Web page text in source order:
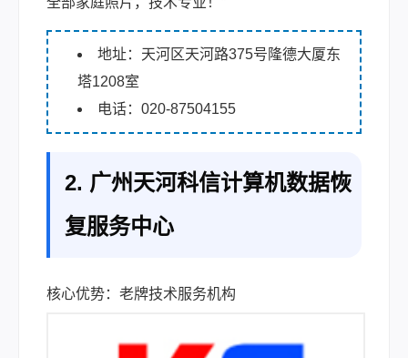
地址：天河区天河路375号隆德大厦东
塔1208室
电话：020-87504155
2. 广州天河科信计算机数据恢
复服务中心
核心优势：老牌技术服务机构